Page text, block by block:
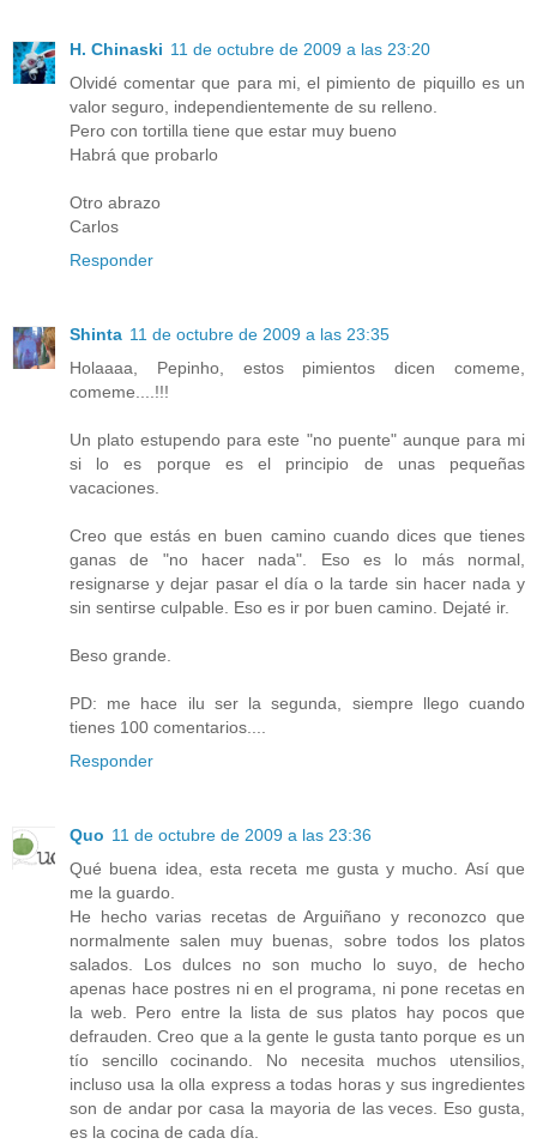
H. Chinaski 11 de octubre de 2009 a las 23:20
Olvidé comentar que para mi, el pimiento de piquillo es un
valor seguro, independientemente de su relleno.
Pero con tortilla tiene que estar muy bueno
Habrá que probarlo
Otro abrazo
Carlos
Responder
Shinta 11 de octubre de 2009 a las 23:35
Holaaaa, Pepinho, estos pimientos dicen comeme,
comeme....!!!
Un plato estupendo para este "no puente" aunque para mi
si lo es porque es el principio de unas pequeñas
vacaciones.
Creo que estás en buen camino cuando dices que tienes
ganas de "no hacer nada". Eso es lo más normal,
resignarse y dejar pasar el día o la tarde sin hacer nada y
sin sentirse culpable. Eso es ir por buen camino. Dejaté ir.
Beso grande.
PD: me hace ilu ser la segunda, siempre llego cuando
tienes 100 comentarios....
Responder
Quo 11 de octubre de 2009 a las 23:36
Qué buena idea, esta receta me gusta y mucho. Así que
me la guardo.
He hecho varias recetas de Arguiñano y reconozco que
normalmente salen muy buenas, sobre todos los platos
salados. Los dulces no son mucho lo suyo, de hecho
apenas hace postres ni en el programa, ni pone recetas en
la web. Pero entre la lista de sus platos hay pocos que
defrauden. Creo que a la gente le gusta tanto porque es un
tío sencillo cocinando. No necesita muchos utensilios,
incluso usa la olla express a todas horas y sus ingredientes
son de andar por casa la mayoria de las veces. Eso gusta,
es la cocina de cada día.